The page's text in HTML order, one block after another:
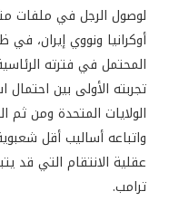
لوصول الرجل في ملفات
أوكرانيا ونووي إيران،
المحتمل في فترته
تجربته الأولى بين احتمال
الولايات المتحدة ومن ثم
واتباعه أساليب أقل
عقلية الانتقام التي قد
ترامب.